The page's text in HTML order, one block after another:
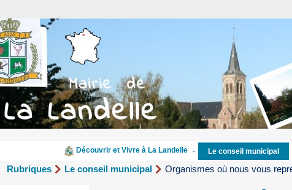
Découvrir et Vivre à La Landelle Le conseil municipal
Rubriques Le conseil municipal Organismes où nous vous